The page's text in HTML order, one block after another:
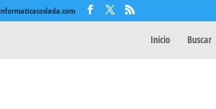
Inicio Buscar